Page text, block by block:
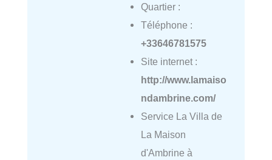
Quartier :
Téléphone :
+33646781575
Site internet :
http://www.lamaiso
ndambrine.com/
Service La Villa de
La Maison
d'Ambrine à